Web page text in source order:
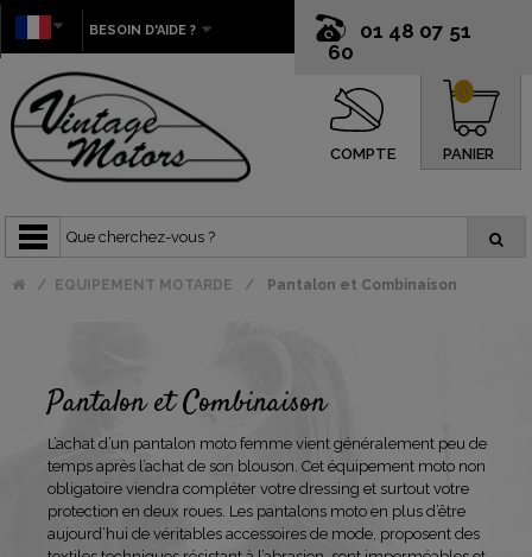
01 48 07 51
60
BESOIN D'AIDE ?
COMPTE PANIER
0
EQUIPEMENT MOTARDE Pantalon et Combinaison
Pantalon et Combinaison
L’achat d’un pantalon moto femme vient généralement peu de
temps après l’achat de son blouson. Cet équipement moto non
obligatoire viendra compléter votre dressing et surtout votre
protection en deux roues. Les pantalons moto en plus d’être
aujourd’hui de véritables accessoires de mode, proposent des